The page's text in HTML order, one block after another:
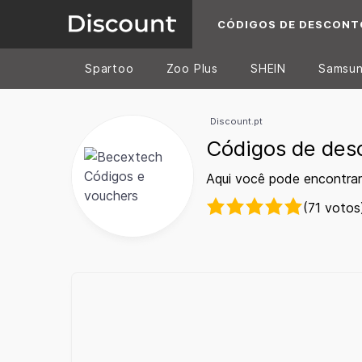
CÓDIGOS DE
Spartoo Zoo Plus SHEIN
Discount.pt
Códigos de
Aqui você pode
(71